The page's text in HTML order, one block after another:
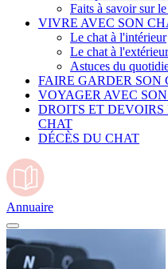
Faits à savoir sur
VIVRE AVEC SON
Le chat à l'intérieur
Le chat à l'extérieur
Astuces du
FAIRE GARDER SON
VOYAGER AVEC
DROITS ET DEVOIRS
CHAT
DÉCÈS DU CHAT
Annuaire